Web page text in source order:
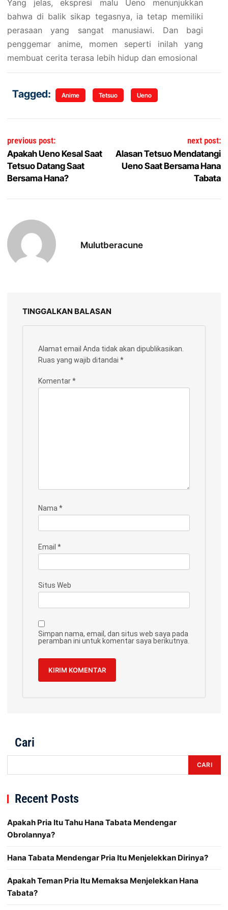
Yang jelas, ekspresi malu Ueno menunjukkan
bahwa di balik sikap tegasnya, ia tetap memiliki
perasaan yang sangat manusiawi. Dan bagi
penggemar anime, momen seperti inilah yang
membuat cerita terasa lebih hidup dan emosional
Tagged: Anime Tetsuo Ueno
Navigasi pos
previous post:
Apakah Ueno Kesal Saat
Tetsuo Datang Saat
Bersama Hana?
next post:
Alasan Tetsuo Mendatangi
Ueno Saat Bersama Hana
Tabata
Mulutberacune
TINGGALKAN BALASAN
Alamat email Anda tidak akan dipublikasikan.
Ruas yang wajib ditandai *
Komentar*
Nama*
Email *
Situs Web
Simpan nama, email, dan situs web saya pada
peramban ini untuk komentar saya berikutnya.
Cari
CARI
Recent Posts
Apakah Pria Itu Tahu Hana Tabata Mendengar
Obrolannya?
Hana Tabata Mendengar Pria Itu Menjelekkan Dirinya?
Apakah Teman Pria Itu Memaksa Menjelekkan Hana
Tabata?